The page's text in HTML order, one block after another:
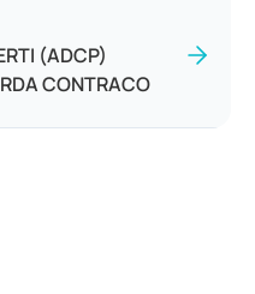
(ADCP)
CONTRACO